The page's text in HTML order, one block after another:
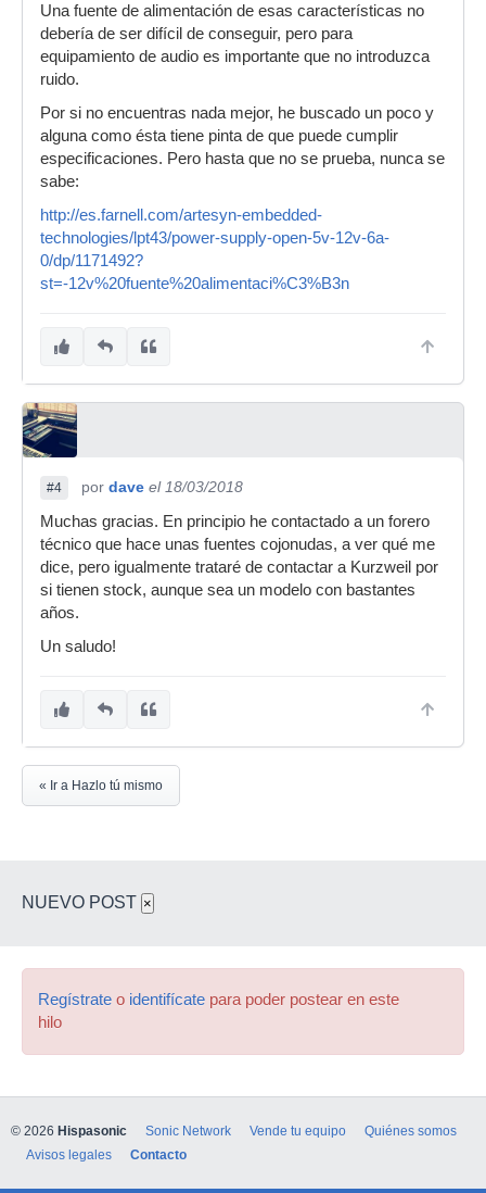
Una fuente de alimentación de esas características no
debería de ser difícil de conseguir, pero para
equipamiento de audio es importante que no introduzca
ruido.
Por si no encuentras nada mejor, he buscado un poco y
alguna como ésta tiene pinta de que puede cumplir
especificaciones. Pero hasta que no se prueba, nunca se
sabe:
http://es.farnell.com/artesyn-embedded-
technologies/lpt43/power-supply-open-5v-12v-6a-
0/dp/1171492?
st=-12v%20fuente%20alimentaci%C3%B3n
#4 por dave el 18/03/2018
Muchas gracias. En principio he contactado a un forero
técnico que hace unas fuentes cojonudas, a ver qué me
dice, pero igualmente trataré de contactar a Kurzweil por
si tienen stock, aunque sea un modelo con bastantes
años.
Un saludo!
« Ir a Hazlo tú mismo
NUEVO POST ×
Regístrate o identifícate para poder postear en este
hilo
© 2026 Hispasonic Sonic Network Vende tu equipo
Quiénes somos
Avisos legales
Contacto